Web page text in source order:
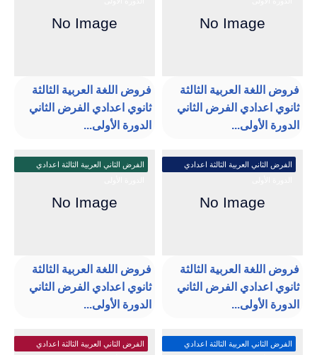
فروض اللغة العربية الثالثة
ثانوي اعدادي الفرض الثاني
الدورة الأولى...
فروض اللغة العربية الثالثة
ثانوي اعدادي الفرض الثاني
الدورة الأولى...
الفرض الثاني العربية الثالثة اعدادي
فروض اللغة العربية الثالثة
ثانوي اعدادي الفرض الثاني
الدورة الأولى...
الفرض الثاني العربية الثالثة اعدادي
فروض اللغة العربية الثالثة
ثانوي اعدادي الفرض الثاني
الدورة الأولى...
الفرض الثاني العربية الثالثة اعدادي
الفرض الثاني العربية الثالثة اعدادي